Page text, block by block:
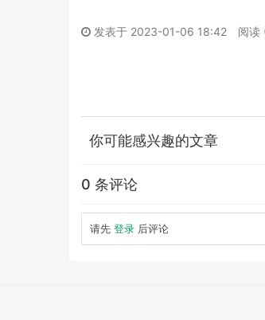
发表于 2023-01-06 18:42 阅读
你可能感兴趣的文章
0 条评论
请先 登录 后评论